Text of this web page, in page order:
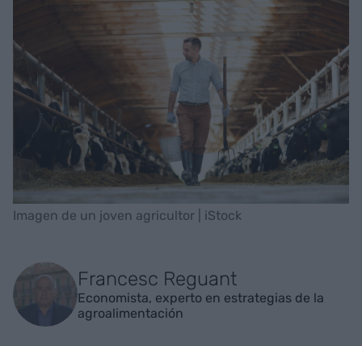
Imagen de un joven agricultor | iStock
Francesc Reguant
Economista, experto en estrategias de la
agroalimentación